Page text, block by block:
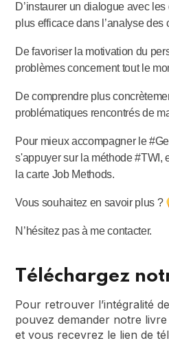
D’instaurer un dialogue avec
plus efficace dans l’analyse des
De favoriser la motivation du
problèmes concernent tout le
De comprendre plus
problématiques rencontrés de
Pour mieux accompagner le
s'appuyer sur la méthode #TWI,
la carte Job Methods.
Vous souhaitez en savoir plus ?
N’hésitez pas à me contacter.
Téléchargez
Pour retrouver l’intégralité
pouvez demander notre
et vous recevrez le lien de